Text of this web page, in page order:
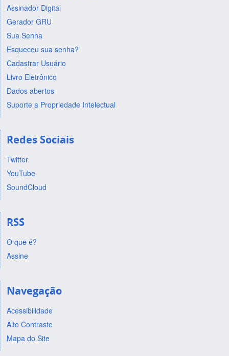
Assinador Digital
Gerador GRU
Sua Senha
Esqueceu sua senha?
Cadastrar Usuário
Livro Eletrônico
Dados abertos
Suporte a Propriedade Intelectual
Redes Sociais
Twitter
YouTube
SoundCloud
RSS
O que é?
Assine
Navegação
Acessibilidade
Alto Contraste
Mapa do Site